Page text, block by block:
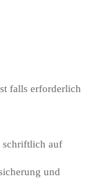
falls erforderlich
schriftlich auf
und